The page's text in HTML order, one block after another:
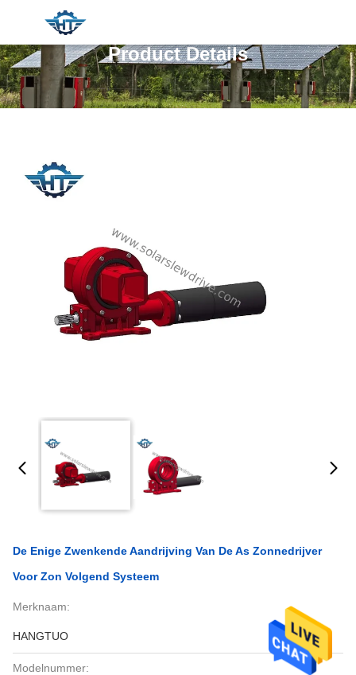
Product Details
De Enige Zwenkende Aandrijving Van De As Zonnedrijver
Voor Zon Volgend Systeem
Merknaam:
HANGTUO
Modelnummer: